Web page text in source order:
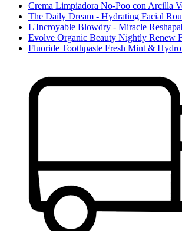
Crema Limpiadora No-Poo con Arcilla
The Daily Dream - Hydrating Facial
L'Incroyable Blowdry - Miracle
Evolve Organic Beauty Nightly Renew
Fluoride Toothpaste Fresh Mint &